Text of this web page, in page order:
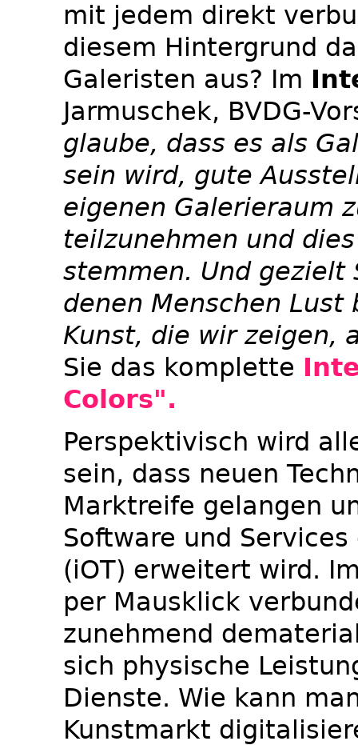
mit jedem direkt
diesem Hintergrund
Galeristen aus? Im
Jarmuschek, BVDG-
glaube, dass es als
sein wird, gute
eigenen Galerieraum
teilzunehmen und
stemmen. Und gezielt
denen Menschen
Kunst, die wir zeigen,
Sie das komplette
Colors".
Perspektivisch wird
sein, dass neuen
Marktreife gelangen
Software und
(iOT) erweitert wird.
per Mausklick
zunehmend
sich physische
Dienste. Wie kann
Kunstmarkt